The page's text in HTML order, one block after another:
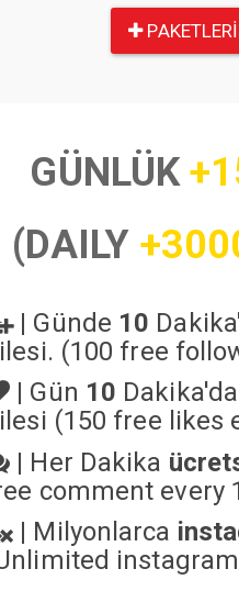
GÜNLÜK
(DAILY
| Günde 10
(100 free
| Gün 10 Dakika'da
(150 free likes
| Her Dakika
comment every
| Milyonlarca